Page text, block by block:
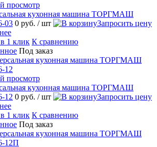
просмотр
кухонная машина ТОРГМАШ
03 0 руб. / шт
Запросить цену
1 клик К сравнению
Под заказ
просмотр
кухонная машина ТОРГМАШ
12 0 руб. / шт
Запросить цену
1 клик К сравнению
Под заказ